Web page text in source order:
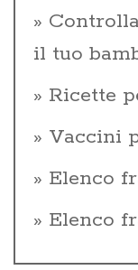
il tuo
Ricette
Vaccini
Elenco
Elenco